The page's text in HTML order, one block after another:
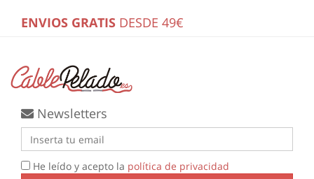
ENVIOS GRATIS DESDE 49€
Newsletters
He leído y acepto la política de privacidad